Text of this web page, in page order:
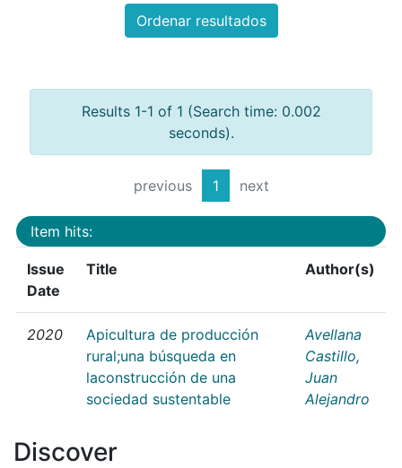
Ordenar resultados
Results 1-1 of 1 (Search time: 0.002
seconds).
previous 1 next
Item hits:
Issue
Date
Title Author(s)
2020
Apicultura de producción
rural;una búsqueda en
laconstrucción de una
sociedad sustentable
Avellana
Castillo,
Juan
Alejandro
Discover